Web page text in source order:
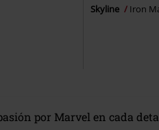
Skyline Iron
por Marvel en cada